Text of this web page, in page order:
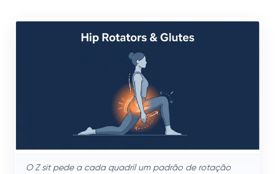
O Z sit pede a cada quadril um padrão de rotação